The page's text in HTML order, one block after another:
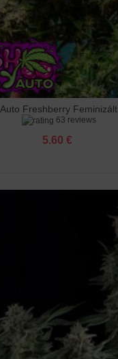
Auto Freshberry Feminizált
63 reviews
5.60 €